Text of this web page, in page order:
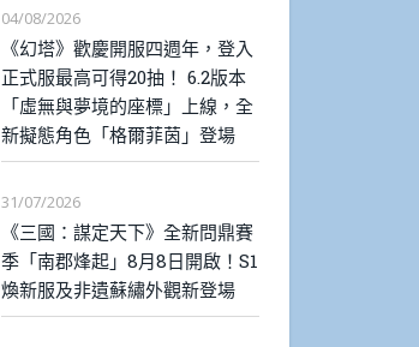
04/08/2026
《幻塔》歡慶開服四週年，登入
正式服最高可得20抽！ 6.2版本
「虛無與夢境的座標」上線，全
新擬態角色「格爾菲茵」登場
31/07/2026
《三國：謀定天下》全新問鼎賽
季「南郡烽起」8月8日開啟！S1
煥新服及非遺蘇繡外觀新登場